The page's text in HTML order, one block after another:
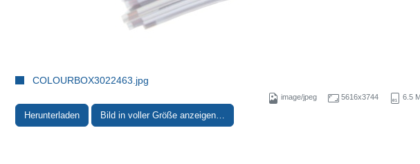
COLOURBOX3022463.jpg
image/jpeg 5616x3744 6.5
Herunterladen Bild in voller Größe anzeigen…